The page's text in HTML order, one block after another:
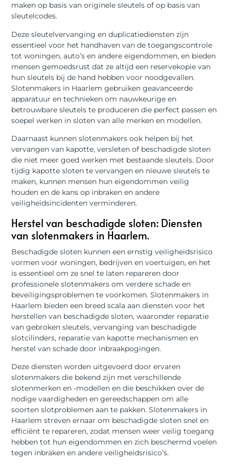
maken op basis van originele sleutels of op basis van
sleutelcodes.
Deze sleutelvervanging en duplicatiediensten zijn
essentieel voor het handhaven van de toegangscontrole
tot woningen, auto’s en andere eigendommen, en bieden
mensen gemoedsrust dat ze altijd een reservekopie van
hun sleutels bij de hand hebben voor noodgevallen.
Slotenmakers in Haarlem gebruiken geavanceerde
apparatuur en technieken om nauwkeurige en
betrouwbare sleutels te produceren die perfect passen en
soepel werken in sloten van alle merken en modellen.
Daarnaast kunnen slotenmakers ook helpen bij het
vervangen van kapotte, versleten of beschadigde sloten
die niet meer goed werken met bestaande sleutels. Door
tijdig kapotte sloten te vervangen en nieuwe sleutels te
maken, kunnen mensen hun eigendommen veilig
houden en de kans op inbraken en andere
veiligheidsincidenten verminderen.
Herstel van beschadigde sloten: Diensten
van slotenmakers in Haarlem.
Beschadigde sloten kunnen een ernstig veiligheidsrisico
vormen voor woningen, bedrijven en voertuigen, en het
is essentieel om ze snel te laten repareren door
professionele slotenmakers om verdere schade en
beveiligingsproblemen te voorkomen. Slotenmakers in
Haarlem bieden een breed scala aan diensten voor het
herstellen van beschadigde sloten, waaronder reparatie
van gebroken sleutels, vervanging van beschadigde
slotcilinders, reparatie van kapotte mechanismen en
herstel van schade door inbraakpogingen.
Deze diensten worden uitgevoerd door ervaren
slotenmakers die bekend zijn met verschillende
slotenmerken en -modellen en die beschikken over de
nodige vaardigheden en gereedschappen om alle
soorten slotproblemen aan te pakken. Slotenmakers in
Haarlem streven ernaar om beschadigde sloten snel en
efficiënt te repareren, zodat mensen weer veilig toegang
hebben tot hun eigendommen en zich beschermd voelen
tegen inbraken en andere veiligheidsrisico’s.